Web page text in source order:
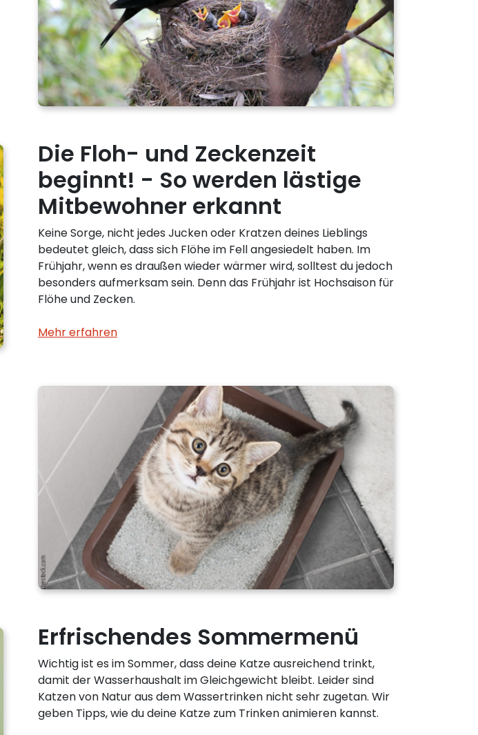
Die Floh- und Zeckenzeit
beginnt! - So werden lästige
Mitbewohner erkannt
Keine Sorge, nicht jedes Jucken oder Kratzen deines Lieblings
bedeutet gleich, dass sich Flöhe im Fell angesiedelt haben. Im
Frühjahr, wenn es draußen wieder wärmer wird, solltest du jedoch
besonders aufmerksam sein. Denn das Frühjahr ist Hochsaison für
Flöhe und Zecken.
Mehr erfahren
Erfrischendes Sommermenü
Wichtig ist es im Sommer, dass deine Katze ausreichend trinkt,
damit der Wasserhaushalt im Gleichgewicht bleibt. Leider sind
Katzen von Natur aus dem Wassertrinken nicht sehr zugetan. Wir
geben Tipps, wie du deine Katze zum Trinken animieren kannst.